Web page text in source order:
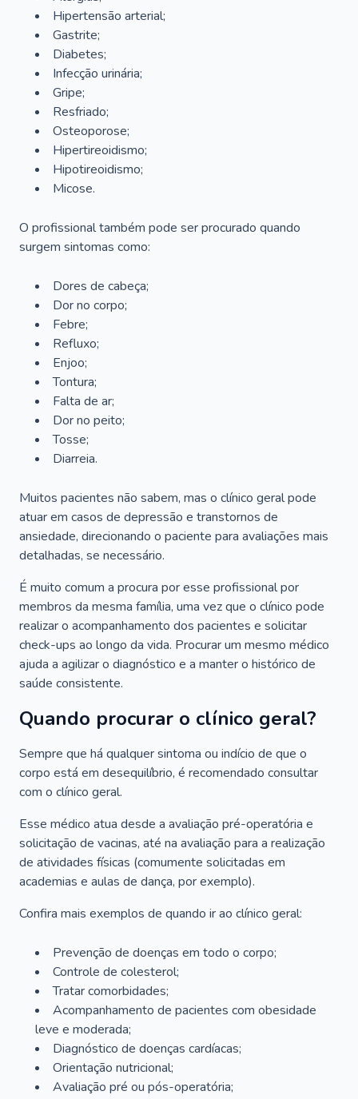
Hipertensão arterial;
Gastrite;
Diabetes;
Infecção urinária;
Gripe;
Resfriado;
Osteoporose;
Hipertireoidismo;
Hipotireoidismo;
Micose.
O profissional também pode ser procurado quando
surgem sintomas como:
Dores de cabeça;
Dor no corpo;
Febre;
Refluxo;
Enjoo;
Tontura;
Falta de ar;
Dor no peito;
Tosse;
Diarreia.
Muitos pacientes não sabem, mas o clínico geral pode
atuar em casos de depressão e transtornos de
ansiedade, direcionando o paciente para avaliações mais
detalhadas, se necessário.
É muito comum a procura por esse profissional por
membros da mesma família, uma vez que o clínico pode
realizar o acompanhamento dos pacientes e solicitar
check-ups ao longo da vida. Procurar um mesmo médico
ajuda a agilizar o diagnóstico e a manter o histórico de
saúde consistente.
Quando procurar o clínico geral?
Sempre que há qualquer sintoma ou indício de que o
corpo está em desequilíbrio, é recomendado consultar
com o clínico geral.
Esse médico atua desde a avaliação pré-operatória e
solicitação de vacinas, até na avaliação para a realização
de atividades físicas (comumente solicitadas em
academias e aulas de dança, por exemplo).
Confira mais exemplos de quando ir ao clínico geral:
Prevenção de doenças em todo o corpo;
Controle de colesterol;
Tratar comorbidades;
Acompanhamento de pacientes com obesidade
leve e moderada;
Diagnóstico de doenças cardíacas;
Orientação nutricional;
Avaliação pré ou pós-operatória;